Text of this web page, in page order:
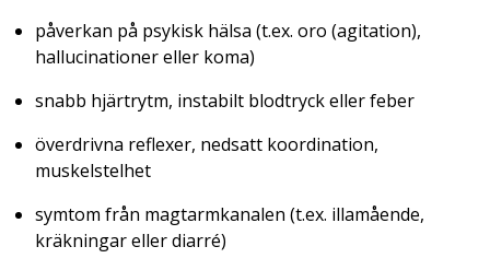
påverkan på psykisk hälsa (t.ex. oro (agitation),
hallucinationer eller koma)
snabb hjärtrytm, instabilt blodtryck eller feber
överdrivna reflexer, nedsatt koordination,
muskelstelhet
symtom från magtarmkanalen (t.ex. illamående,
kräkningar eller diarré)